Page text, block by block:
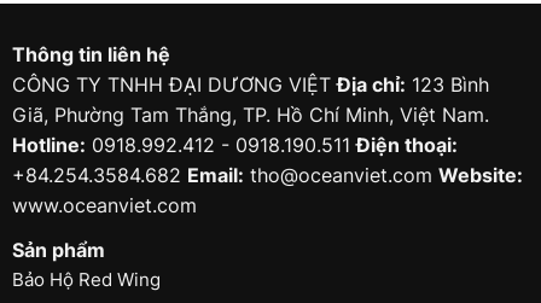
Thông tin liên hệ
CÔNG TY TNHH ĐẠI DƯƠNG VIỆTĐịa chỉ: 123 Bình
Giã, Phường Tam Thắng, TP. Hồ Chí Minh, Việt Nam.
Hotline: 0918.992.412 - 0918.190.511Điện thoại:
+84.254.3584.682 Email: tho@oceanviet.com Website:
www.oceanviet.com
Sản phẩm
Bảo Hộ Red Wing